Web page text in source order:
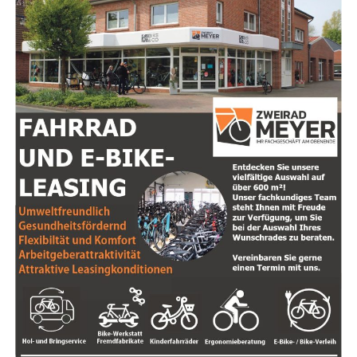
Mys­ti­sche Tra­di­tio­nen: Erhal­te Ein­bli­cke in ver­
schie­de­ne spi­ri­tu­el­le Leh­ren, von Scha­ma­nis­mus
bis zur Kab­ba­la. Ent­de­cke, wie unter­schied­li­che
Kul­tu­ren Spi­ri­tua­li­tät inter­pre­tie­ren und wel­che
Prak­ti­ken dir neue Per­spek­ti­ven bie­ten können.
Selbst­ent­wick­lung
: Lass dich von Tipps zur För­
de­rung von per­sön­li­chem Wachs­tum und Selbst­
be­wusst­sein inspi­rie­ren. Ler­ne, wie du nega­ti­ve
Glau­bens­sät­ze trans­for­mie­ren und dei­ne Zie­le
mit mehr Klar­heit und Zuver­sicht ver­fol­gen
kannst.
Natur­heil­kun­de: Erkun­de die Ver­bin­dun­gen zwi­
schen Spi­ri­tua­li­tät und Gesund­heit, ein­schließ­
lich Heil­kräu­tern und alter­na­ti­ven Heil­me­tho­den.
Fin­de her­aus, wie natür­li­che Heil­mit­tel dein
Wohl­be­fin­den unter­stüt­zen können.
Im aktu­el­len Ver­brau­cher­schutz­be­richt 2023 erfah­ren
wir, dass 47 Pro­ben von Eis­wür­feln und Crus­hed Ice aus
Gas­tro­no­mie­be­trie­ben unter­sucht wur­den. Das Ergeb­
nis: In 16 die­ser Pro­ben wur­den auf­fäl­lig hohe Gehal­te
an Mikro­or­ga­nis­men fest­ge­stellt, und 6 Pro­ben wie­sen
zusätz­lich sen­so­ri­sche Auf­fäl­lig­kei­ten auf, dar­un­ter
gefähr­li­che coli­for­me Kei­me und Ente­ro­kok­ken. Die­se
hohen Wer­te deu­ten auf poten­zi­el­le Schwach­stel­len in
der Rei­ni­gung und Hygie­ne­pra­xis der Eis­wür­fel­ma­schi­
nen hin.
Der Rat des LAVES
„Erhöh­te Gehal­te an Mikro­or­ga­nis­men in Eis­wür­feln
kön­nen auf unzu­rei­chen­de Rei­ni­gung der Maschi­nen
und man­geln­de Hygie­ne hin­wei­sen“, erläu­tert Prof. Dr.
Eber­hard Haun­horst, Prä­si­dent des LAVES. Die Ergeb­nis­
se machen deut­lich, dass Ver­brau­cher nicht nur auf die